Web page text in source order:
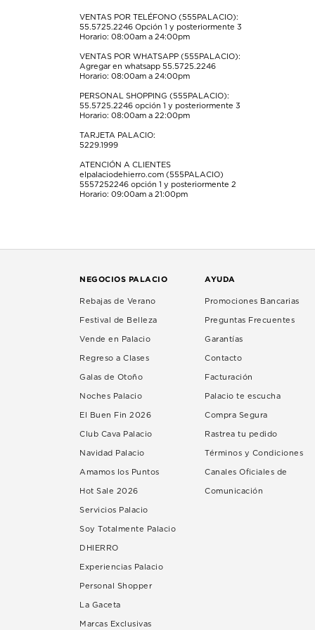
formulario
envío.
el
formulario
envío.
el
formulario
envío.
el
formulario
envío.
el
formulario
envío.
VENTAS POR TELÉFONO (555PALACIO):
55.5725.2246 Opción 1 y posteriormente 3
Horario: 08:00am a 24:00pm
VENTAS POR WHATSAPP (555PALACIO):
Agregar en whatsapp 55.5725.2246
Horario: 08:00am a 24:00pm
PERSONAL SHOPPING (555PALACIO):
55.5725.2246 opción 1 y posteriormente 3
Horario: 08:00am a 22:00pm
TARJETA PALACIO:
5229.1999
ATENCIÓN A CLIENTES
elpalaciodehierro.com (555PALACIO)
5557252246 opción 1 y posteriormente 2
Horario: 09:00am a 21:00pm
NEGOCIOS PALACIO
Rebajas de Verano
Festival de Belleza
Vende en Palacio
Regreso a Clases
Galas de Otoño
Noches Palacio
El Buen Fin 2026
Club Cava Palacio
Navidad Palacio
Amamos los Puntos
Hot Sale 2026
Servicios Palacio
Soy Totalmente Palacio
DHIERRO
Experiencias Palacio
Personal Shopper
La Gaceta
Marcas Exclusivas
AYUDA
Promociones Bancarias
Preguntas Frecuentes
Garantías
Contacto
Facturación
Palacio te escucha
Compra Segura
Rastrea tu pedido
Términos y Condiciones
Canales Oficiales de
Comunicación